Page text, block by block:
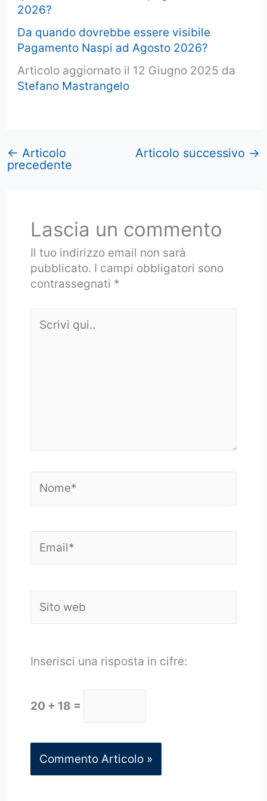
2026?
Da quando dovrebbe essere visibile
Pagamento Naspi ad Agosto 2026?
Articolo aggiornato il 12 Giugno 2025 da
Stefano Mastrangelo
← Articolo
precedente
Articolo successivo →
Lascia un commento
Il tuo indirizzo email non sarà
pubblicato. I campi obbligatori sono
contrassegnati *
qui..
web
Inserisci una risposta in cifre:
20 + 18 =